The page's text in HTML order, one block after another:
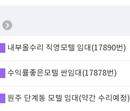
내부올수리 직영모텔 임대(17890번)
수익률좋은모텔 싼임대(17878번)
원주 단계동 모텔 임대(약간 수리예정)